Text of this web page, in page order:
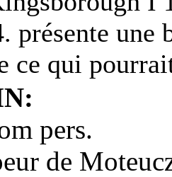
présente une
ce qui
pers.
de